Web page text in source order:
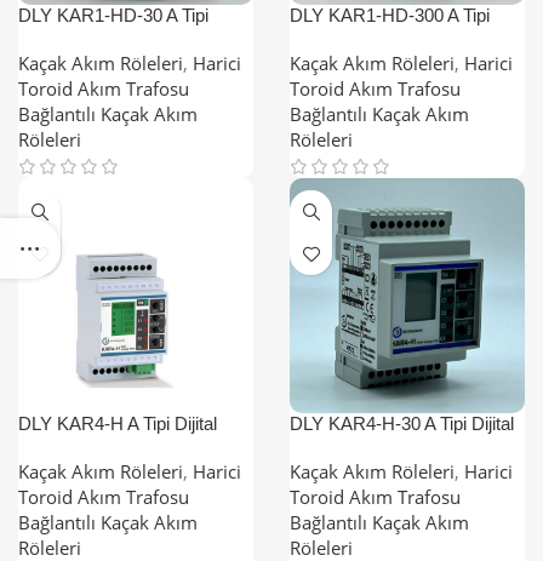
DLY KAR1-HD-30 A Tipi
Akım Röleleri
Kaçak Akım Röleleri, Harici
Toroid Akım Trafosu
Bağlantılı Kaçak Akım
Röleleri
DLY KAR1-HD-300 A Tipi
Akım Röleleri
Kaçak Akım Röleleri, Harici
Toroid Akım Trafosu
Bağlantılı Kaçak Akım
Röleleri
DLY KAR4-H A Tipi Dijital
Röleleri
Kaçak Akım Röleleri, Harici
Toroid Akım Trafosu
Bağlantılı Kaçak Akım
Röleleri
DLY KAR4-H-30 A Tipi Dijital
Röleleri
Kaçak Akım Röleleri, Harici
Toroid Akım Trafosu
Bağlantılı Kaçak Akım
Röleleri